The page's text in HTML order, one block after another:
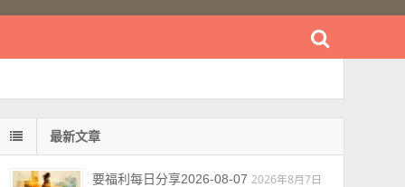
最新文章
要福利每日分享2026-08-07 2026年8月7日